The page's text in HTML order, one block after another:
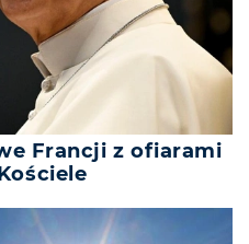
Francji z ofiarami